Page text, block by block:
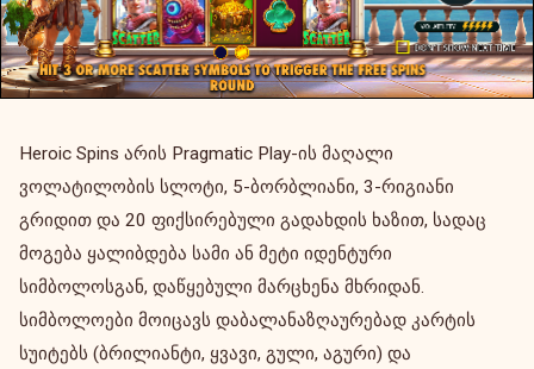
Heroic Spins არის Pragmatic Play-ის მაღალი
ვოლატილობის სლოტი, 5-ბორბლიანი, 3-რიგიანი
გრიდით და 20 ფიქსირებული გადახდის ხაზით, სადაც
მოგება ყალიბდება სამი ან მეტი იდენტური
სიმბოლოსგან, დაწყებული მარცხენა მხრიდან.
სიმბოლოები მოიცავს დაბალანაზღაურებად კარტის
სუიტებს (ბრილიანტი, ყვავი, გული, აგური) და